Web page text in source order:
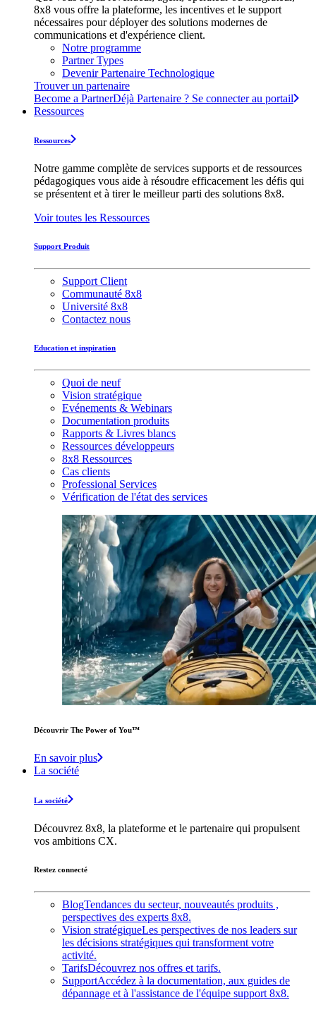
8x8 vous offre la plateforme, les incentives et le support
nécessaires pour déployer des solutions modernes de
communications et d'expérience client.
Notre programme
Partner Types
Devenir Partenaire Technologique
Trouver un partenaire
Become a PartnerDéjà Partenaire ? Se connecter au portail
Ressources
Ressources
Notre gamme complète de services supports et de ressources
pédagogiques vous aide à résoudre efficacement les défis qui
se présentent et à tirer le meilleur parti des solutions 8x8.
Voir toutes les Ressources
Support Produit
Support Client
Communauté 8x8
Université 8x8
Contactez nous
Education et inspiration
Quoi de neuf
Vision stratégique
Evénements & Webinars
Documentation produits
Rapports & Livres blancs
Ressources développeurs
8x8 Ressources
Cas clients
Professional Services
Vérification de l'état des services
Découvrir The Power of You™️
En savoir plus
La société
La société
Découvrez 8x8, la plateforme et le partenaire qui propulsent
vos ambitions CX.
Restez connecté
BlogTendances du secteur, nouveautés produits ,
perspectives des experts 8x8.
Vision stratégiqueLes perspectives de nos leaders sur
les décisions stratégiques qui transforment votre
activité.
TarifsDécouvrez nos offres et tarifs.
SupportAccédez à la documentation, aux guides de
dépannage et à l'assistance de l'équipe support 8x8.